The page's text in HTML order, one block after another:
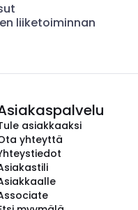
liiketoiminnan
asiakkaaksi
yhteyttä